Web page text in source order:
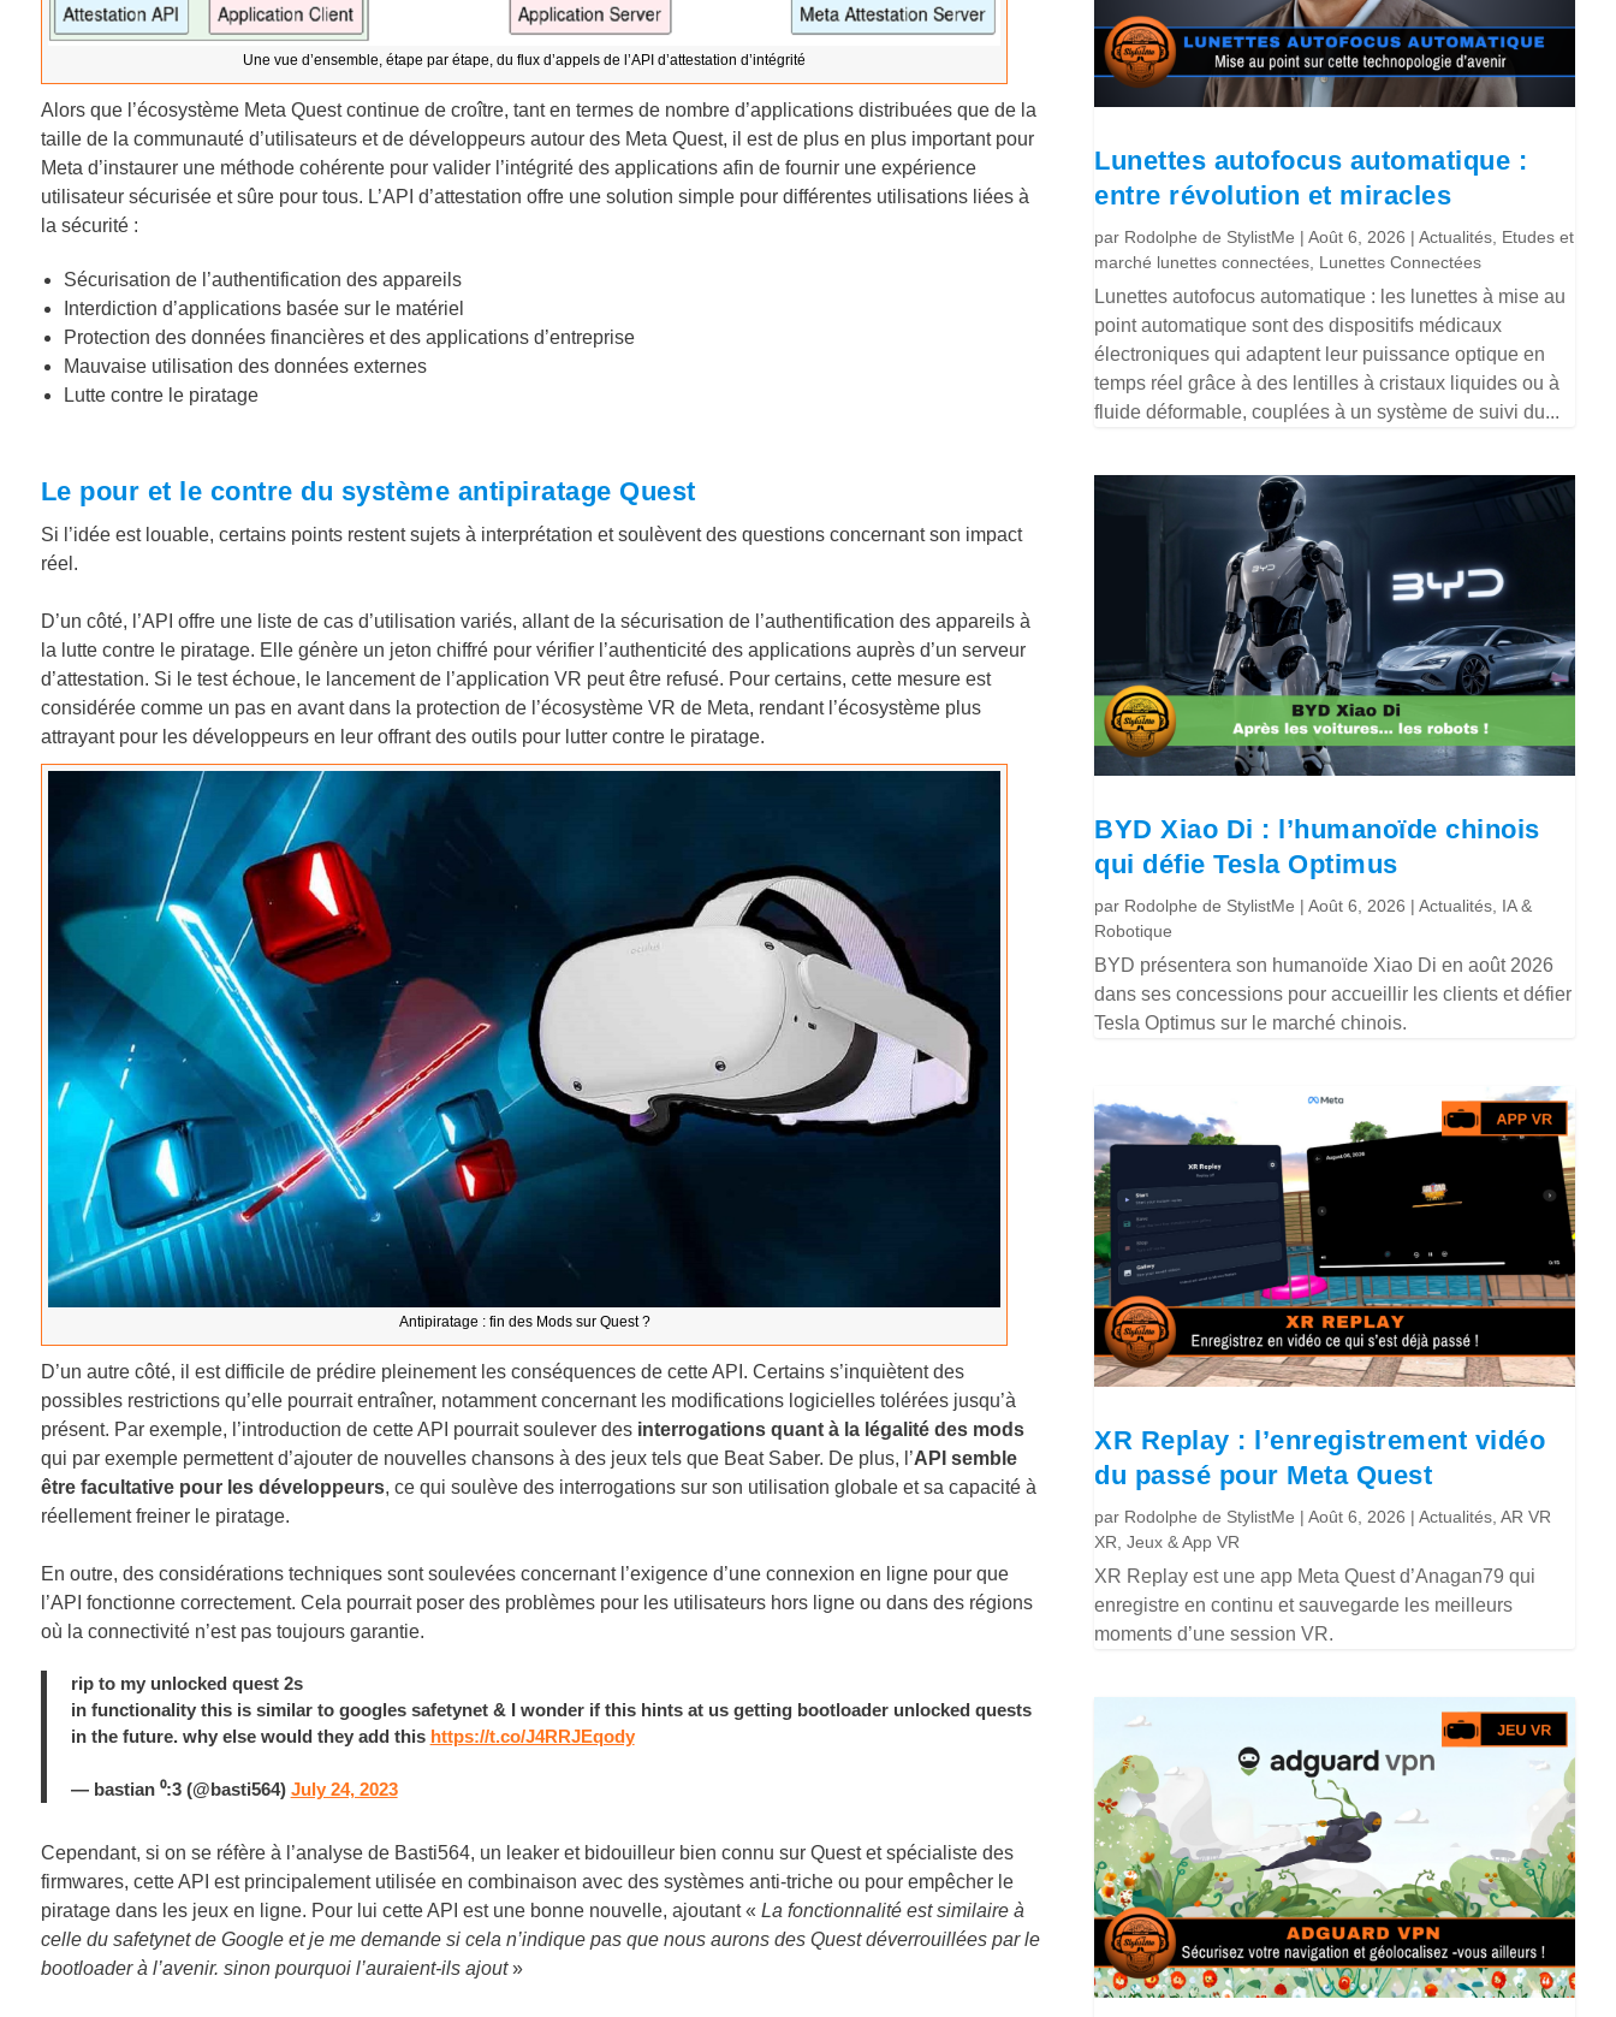
Une vue d’ensemble, étape par étape, du flux d’appels de l’API d’attestation d’intégrité
Alors que l’écosystème Meta Quest continue de croître, tant en termes de nombre d’applications distribuées que de la
taille de la communauté d’utilisateurs et de développeurs autour des Meta Quest, il est de plus en plus important pour
Meta d’instaurer une méthode cohérente pour valider l’intégrité des applications afin de fournir une expérience
utilisateur sécurisée et sûre pour tous. L’API d’attestation offre une solution simple pour différentes utilisations liées à
la sécurité :
Sécurisation de l’authentification des appareils
Interdiction d’applications basée sur le matériel
Protection des données financières et des applications d’entreprise
Mauvaise utilisation des données externes
Lutte contre le piratage
Le pour et le contre du système antipiratage Quest
Si l’idée est louable, certains points restent sujets à interprétation et soulèvent des questions concernant son impact
réel.
D’un côté, l’API offre une liste de cas d’utilisation variés, allant de la sécurisation de l’authentification des appareils à
la lutte contre le piratage. Elle génère un jeton chiffré pour vérifier l’authenticité des applications auprès d’un serveur
d’attestation. Si le test échoue, le lancement de l’application VR peut être refusé. Pour certains, cette mesure est
considérée comme un pas en avant dans la protection de l’écosystème VR de Meta, rendant l’écosystème plus
attrayant pour les développeurs en leur offrant des outils pour lutter contre le piratage.
Antipiratage : fin des Mods sur Quest ?
D’un autre côté, il est difficile de prédire pleinement les conséquences de cette API. Certains s’inquiètent des
possibles restrictions qu’elle pourrait entraîner, notamment concernant les modifications logicielles tolérées jusqu’à
présent. Par exemple, l’introduction de cette API pourrait soulever des interrogations quant à la légalité des mods
qui par exemple permettent d’ajouter de nouvelles chansons à des jeux tels que Beat Saber. De plus, l’API semble
être facultative pour les développeurs, ce qui soulève des interrogations sur son utilisation globale et sa capacité à
réellement freiner le piratage.
En outre, des considérations techniques sont soulevées concernant l’exigence d’une connexion en ligne pour que
l’API fonctionne correctement. Cela pourrait poser des problèmes pour les utilisateurs hors ligne ou dans des régions
où la connectivité n’est pas toujours garantie.
rip to my unlocked quest 2s
in functionality this is similar to googles safetynet & I wonder if this hints at us getting bootloader unlocked quests
in the future. why else would they add this https://t.co/J4RRJEqody
— bastian ⁰:3 (@basti564) July 24, 2023
Cependant, si on se réfère à l’analyse de Basti564, un leaker et bidouilleur bien connu sur Quest et spécialiste des
firmwares, cette API est principalement utilisée en combinaison avec des systèmes anti-triche ou pour empêcher le
piratage dans les jeux en ligne. Pour lui cette API est une bonne nouvelle, ajoutant « La fonctionnalité est similaire à
celle du safetynet de Google et je me demande si cela n’indique pas que nous aurons des Quest déverrouillées par le
bootloader à l’avenir. sinon pourquoi l’auraient-ils ajout»
Lunettes autofocus automatique :
entre révolution et miracles
par Rodolphe de StylistMe |Août 6, 2026 |Actualités Etudes et
marché lunettes connectées Lunettes Connectées
Lunettes autofocus automatique : les lunettes à mise au
point automatique sont des dispositifs médicaux
électroniques qui adaptent leur puissance optique en
temps réel grâce à des lentilles à cristaux liquides ou à
fluide déformable, couplées à un système de suivi du...
BYD Xiao Di : l’humanoïde chinois
qui défie Tesla Optimus
par Rodolphe de StylistMe |Août 6, 2026 |Actualités IA &
Robotique
BYD présentera son humanoïde Xiao Di en août 2026
dans ses concessions pour accueillir les clients et défier
Tesla Optimus sur le marché chinois.
XR Replay : l’enregistrement vidéo
du passé pour Meta Quest
par Rodolphe de StylistMe |Août 6, 2026 |Actualités ,AR VR
XR ,Jeux & App VR
XR Replay est une app Meta Quest d’Anagan79 qui
enregistre en continu et sauvegarde les meilleurs
moments d’une session VR.